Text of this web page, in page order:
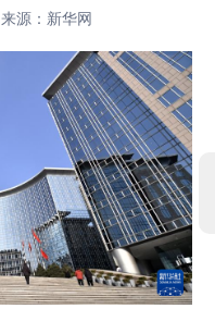
体育
军事
图片 政务
金融 汽车
信息化 数字经济
银龄 溯源中国
来源：新华网